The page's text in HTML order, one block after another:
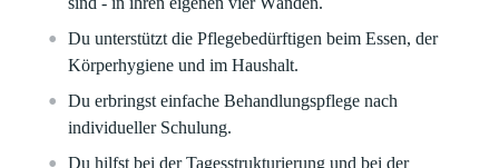
Du unterstützt die Pflegebedürftigen beim Essen, der
Körperhygiene und im Haushalt.
Du erbringst einfache Behandlungspflege nach
individueller Schulung.
Du hilfst bei der Tagesstrukturierung und bei der